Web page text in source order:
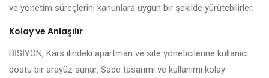
ve yönetim süreçlerini kanunlara uygun bir şekilde yürütebilirler.
Kolay ve Anlaşılır
BİSİYON, Kars ilindeki apartman ve site yöneticilerine kullanıcı
dostu bir arayüz sunar. Sade tasarımı ve kullanımı kolay